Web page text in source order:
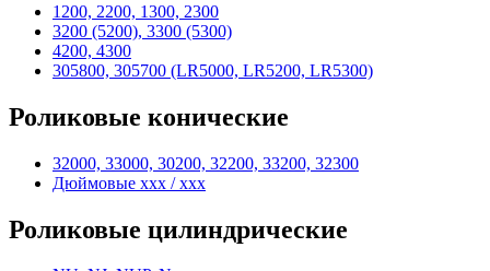
1200, 2200, 1300, 2300
3200 (5200), 3300 (5300)
4200, 4300
305800, 305700 (LR5000, LR5200, LR5300)
Роликовые конические
32000, 33000, 30200, 32200, 33200, 32300
Дюймовые xxx / xxx
Роликовые цилиндрические